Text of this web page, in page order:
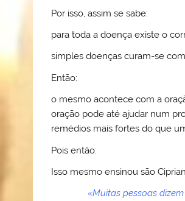
Por isso, assim se sabe:
para toda a doença existe o
simples doenças curam-se
Então:
o mesmo acontece com a
oração pode até ajudar num
remédios mais fortes do que
Pois então:
Isso mesmo ensinou são
«Muitas pessoas